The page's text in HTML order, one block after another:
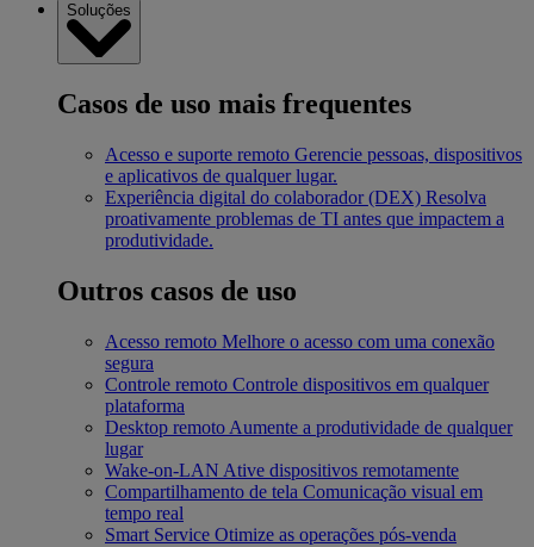
Soluções
Casos de uso mais frequentes
Acesso e suporte remoto Gerencie pessoas, dispositivos
e aplicativos de qualquer lugar.
Experiência digital do colaborador (DEX) Resolva
proativamente problemas de TI antes que impactem a
produtividade.
Outros casos de uso
Acesso remoto Melhore o acesso com uma conexão
segura
Controle remoto Controle dispositivos em qualquer
plataforma
Desktop remoto Aumente a produtividade de qualquer
lugar
Wake-on-LAN Ative dispositivos remotamente
Compartilhamento de tela Comunicação visual em
tempo real
Smart Service Otimize as operações pós-venda